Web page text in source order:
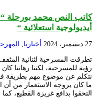
كاتب النص محمد بورحلة
أيديولوجية استعلائية “
27 ديسمبر، 2024 أخبارنا,
تطرقت المسرحية لثنائية
رؤية للمسرحية، لكننا رهاننا
نتكلم عن موضوع مهم بطريقة
ما كان يروجه الاستعمار من أن
التحقوا بدافع غريزة القطيع،